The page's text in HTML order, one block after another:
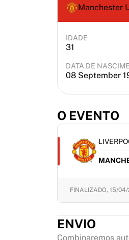
Manchester
IDADE
31
DATA DE
08 September
O EVENTO
FINALIZADO, 15/04/
ENVIO
Combinaremos